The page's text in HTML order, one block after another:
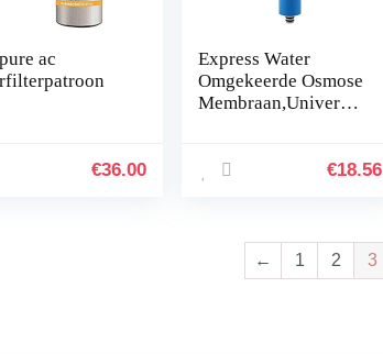
ac
€36.00
Express Water
Omgekeerde Osmose
Membraan,Universel
Osmose Membraan
€18.56
← 1 2 3